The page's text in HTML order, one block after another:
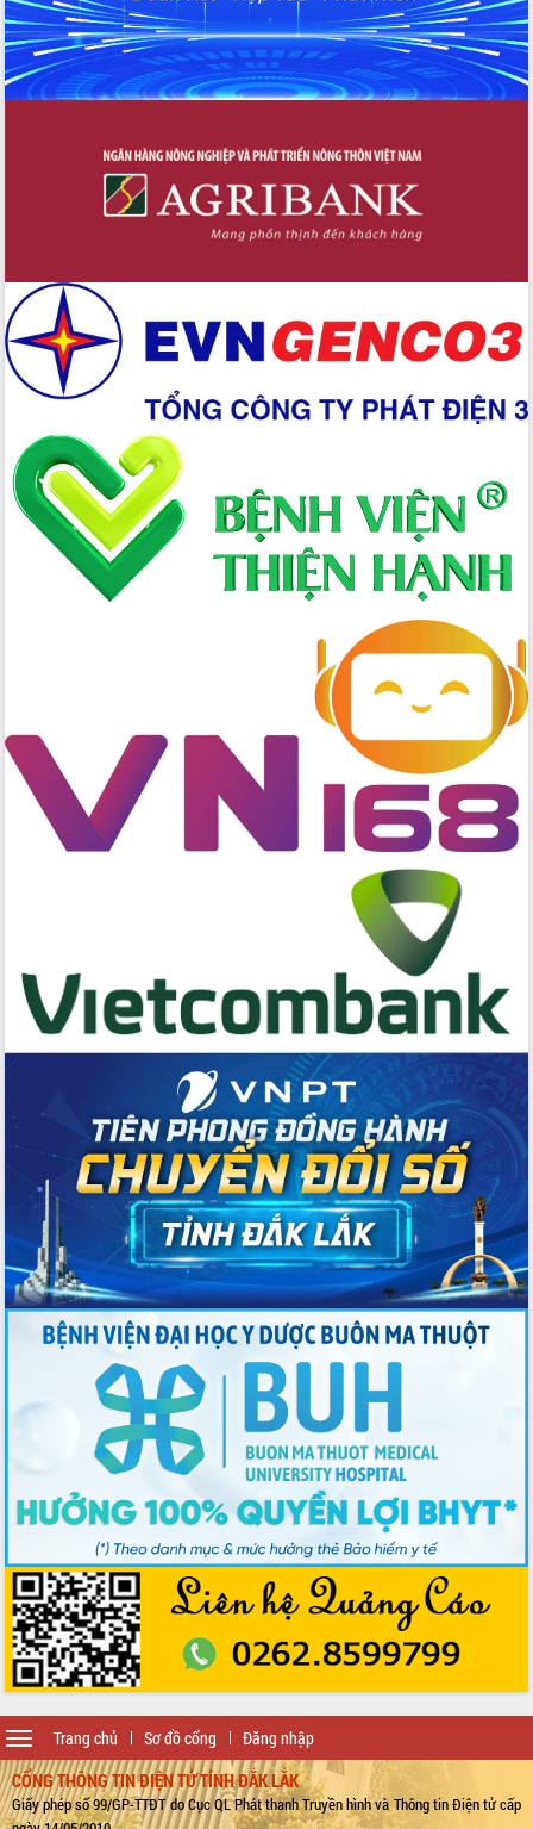
Trang chủ Sơ đồ cổng Đăng nhập
Toggle
navigation
CỔNG THÔNG TIN ĐIỆN TỬ TỈNH ĐẮK LẮK
Giấy phép số 99/GP-TTĐT do Cục QL Phát thanh Truyền hình và Thông tin Điện tử cấp